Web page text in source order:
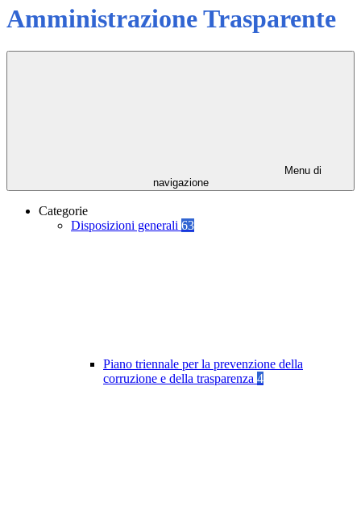
Amministrazione Trasparente
Menu di
navigazione
Categorie
Disposizioni generali 63
Piano triennale per la prevenzione della
corruzione e della trasparenza 4